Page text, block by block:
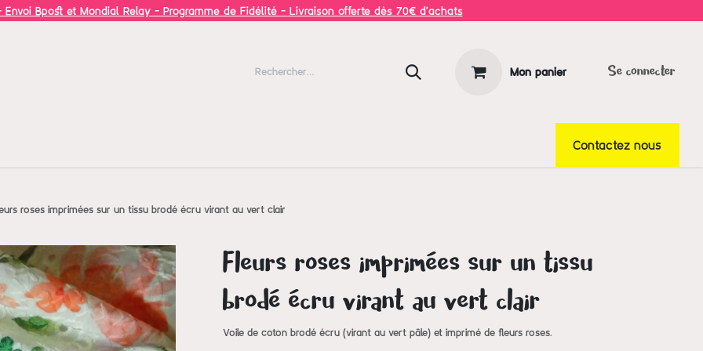
Bpost et Mondial Relay - Programme de Fidélité - Livraison offerte dès 70€ d'achats
Mon panier Se connecter
Contactez nous
roses imprimées sur un tissu brodé écru virant au vert clair
Fleurs roses imprimées sur un tissu
brodé écru virant au vert clair
Voile de coton brodé écru (virant au vert pâle) et imprimé de fleurs roses.